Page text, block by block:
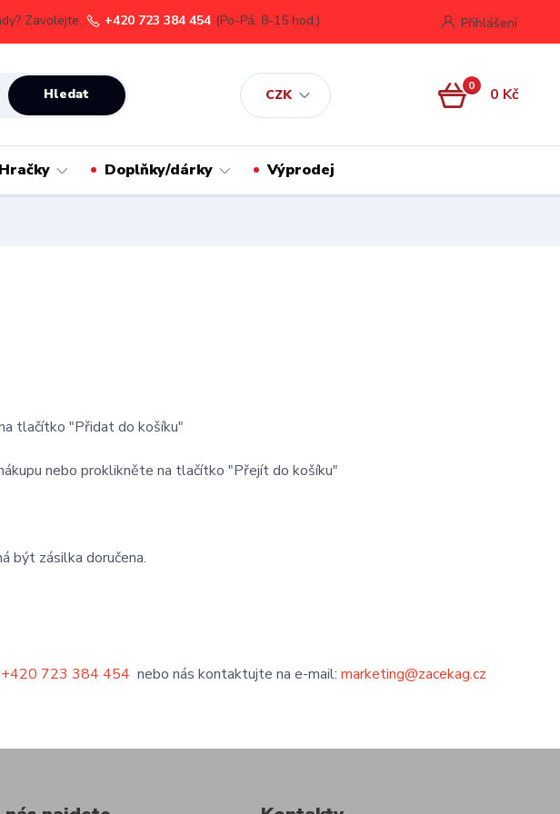
CZK
Přihlášení
Hledat
Zavolejte. +420 723 384 454 (Po-Pá, 8-15 hod.)
0 0 Kč
Hračky Doplňky/dárky Výprodej
tlačítko "Přidat do košíku"
nebo proklikněte na tlačítko "Přejít do košíku"
být zásilka doručena.
+420 723 384 454 nebo nás kontaktujte na e-mail:marketing@zacekag.cz